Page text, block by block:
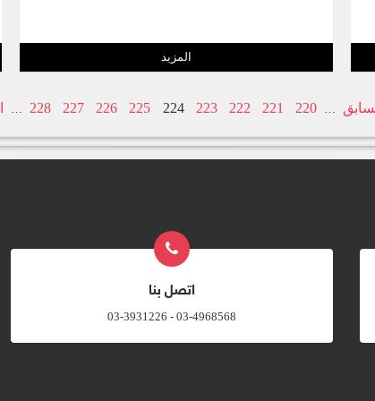
المزيد
220
221
222
223
224
225
226
227
228
اتصل بنا
03-4968568 - 03-3931226